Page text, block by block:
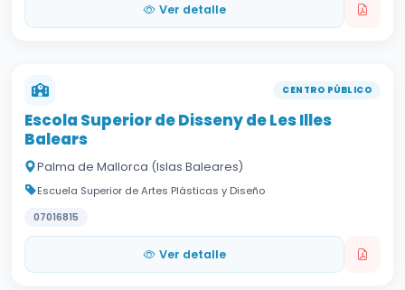
Ver detalle
CENTRO PÚBLICO
Escola Superior de Disseny de Les Illes
Balears
Palma de Mallorca (Islas Baleares)
Escuela Superior de Artes Plásticas y Diseño
07016815
Ver detalle